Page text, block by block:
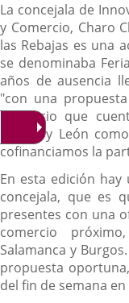
La concejala de
y Comercio, Charo
las Rebajas es una
se denominaba
años de ausencia
"con una
comercio que
Castila y León
cofinanciamos la
En esta edición
concejala, que es
presentes con una
comercio
Salamanca y
propuesta
del fin de semana